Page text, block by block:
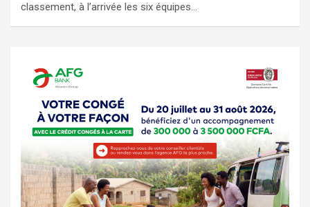
classement, à l’arrivée les six équipes…